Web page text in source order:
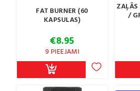
FAT BURNER (60
KAPSULAS)
€8.95
9 PIEEJAMI
ZAĻĀS
/